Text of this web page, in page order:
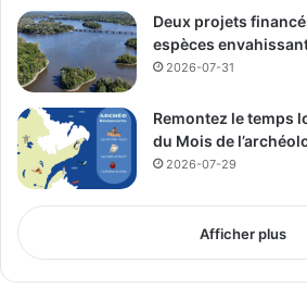
célébration vibrante de la ville de
habitants. Grâce au talent et à la
artistes, cette œuvre produite par
Productions a su capturer l’esprit de
lavalloise et s’imposer comme un
Disponible sur toutes les plateformes
Lavalinvite chacun à découvrir ou
l’âme de Laval à travers une
paroles inspirantes.
Deux projets
espèces
2026-07-31
Remontez le temps
du Mois de
2026-07-29
Afficher plus